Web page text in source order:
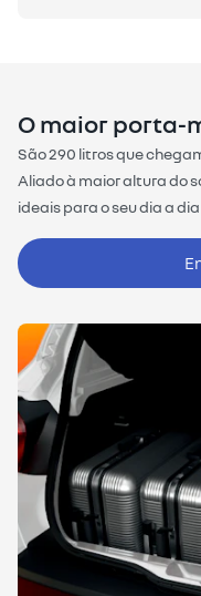
O maior porta-
São 290 litros que
Aliado à maior altura do
ideais para o seu dia a dia